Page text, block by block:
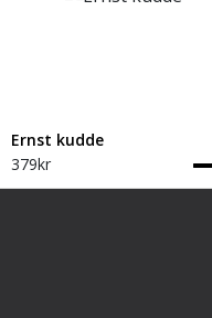
Ernst kudde
379kr